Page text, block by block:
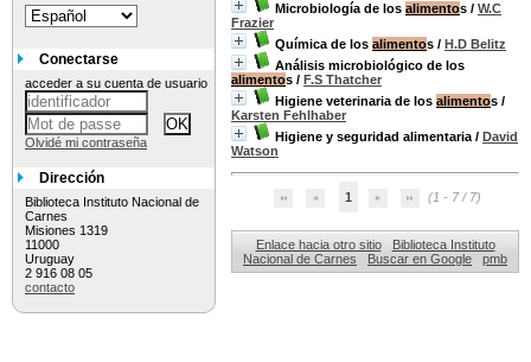
Microbiología de los alimentos / W.C
Frazier
Química de los alimentos / H.D Belitz
Análisis microbiológico de los
alimentos / F.S Thatcher
Higiene veterinaria de los alimentos /
Karsten Fehlhaber
Higiene y seguridad alimentaria / David
Watson
1 (1 - 7 / 7)
Enlace hacia otro sitio
Biblioteca Instituto
Nacional de Carnes
Buscar en Google pmb
Conectarse
acceder a su cuenta de usuario
Olvidé mi contraseña
Dirección
Biblioteca Instituto Nacional de
Carnes
Misiones 1319
11000
Uruguay
2 916 08 05
contacto